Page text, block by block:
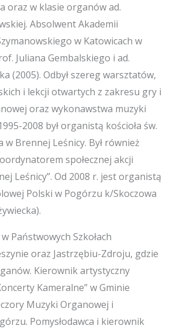
oraz w klasie organów ad.
Absolwent Akademii
w Katowicach w
Juliana Gembalskiego i ad.
(2005). Odbył szereg warsztatów,
i lekcji otwartych z zakresu gry i
oraz wykonawstwa muzyki
2008 był organistą kościoła św.
w Brennej Leśnicy. Był również
społecznej akcji
Leśnicy”. Od 2008 r. jest organistą
Polski w Pogórzu k/Skoczowa
Państwowych Szkołach
oraz Jastrzębiu-Zdroju, gdzie
Kierownik artystyczny
Kameralne” w Gminie
Muzyki Organowej i
Pomysłodawca i kierownik